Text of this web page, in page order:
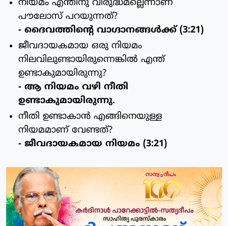
നിയമം എന്തിനു വിരുദ്ധമല്ലെന്നാണ്
പൗലോസ് പറയുന്നത്?
- ദൈവത്തിന്റെ വാഗ്ദാനങ്ങള്‍ക്ക് (3:21)
ജീവദായകമായ ഒരു നിയമം
നിലവിലുണ്ടായിരുന്നെങ്കില്‍ എന്ത്
ഉണ്ടാകുമായിരുന്നു?
- ആ നിയമം വഴി നീതി
ഉണ്ടാകുമായിരുന്നു.
നീതി ഉണ്ടാകാന്‍ എങ്ങിനെയുള്ള
നിയമമാണ് വേണ്ടത്?
- ജീവദായകമായ നിയമം (3:21)